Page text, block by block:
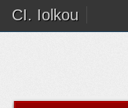
CI. Iolkou